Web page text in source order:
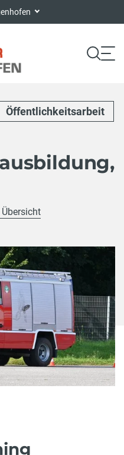
Öffentlichkeitsarbeit